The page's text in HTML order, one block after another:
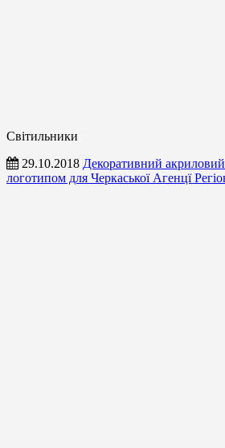
Світильники
29.10.2018 Декоративний акриловий
логотипом для Черкаської Агенцї